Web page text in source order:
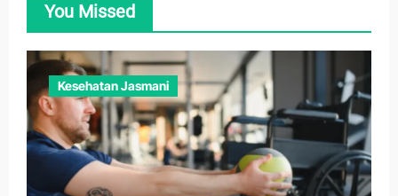
You Missed
Kesehatan Jasmani